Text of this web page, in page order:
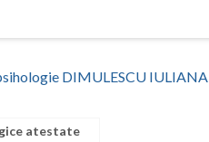
DIMULESCU IULIANA
atestate